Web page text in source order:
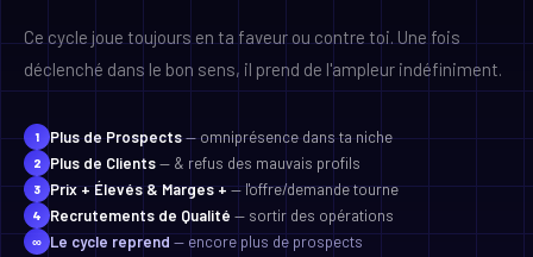
Assets YouTube
Séquences Email
Page Merci
Ce cycle joue toujours en ta faveur ou contre toi. Une fois
déclenché dans le bon sens, il prend de l'ampleur indéfiniment.
1 Plus de Prospects— omniprésence dans ta niche
2 Plus de Clients— & refus des mauvais profils
3 Prix + Élevés & Marges +— l'offre/demande tourne
4 Recrutements de Qualité — sortir des opérations
∞ Le cycle reprend — encore plus de prospects